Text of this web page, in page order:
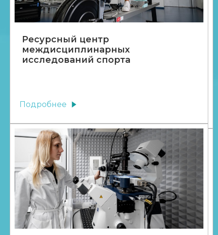
Ресурсный центр
междисциплинарных
исследований спорта
Подробнее